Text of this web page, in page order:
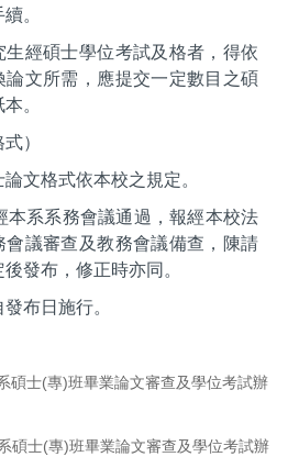
。
生經碩士學位考試及格者，得依
論文所需，應提交一定數目之碩
。
）
式依本校之規定。
本系系務會議通過，報經本校法
會議審查及教務會議備查，陳請
發布，修正時亦同。
布日施行。
碩士(專)班畢業論文審查及學位考試辦
碩士(專)班畢業論文審查及學位考試辦